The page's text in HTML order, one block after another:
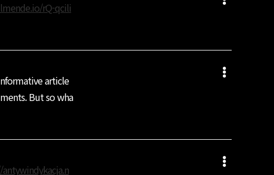
rQ-qcili
article
But so wha